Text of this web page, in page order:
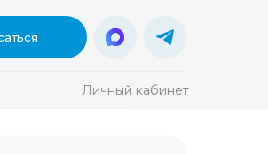
Личный кабинет